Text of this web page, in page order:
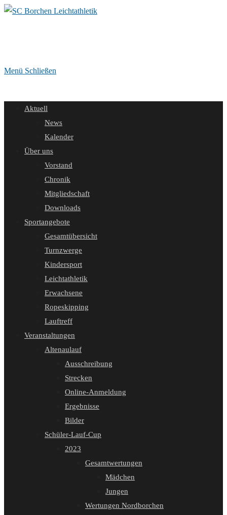
Zum
Menü Schließen
Aktuell
News
Kalender
Über uns
Vorstand
Chronik
Mitgliedschaft
Downloads
Sportangebote
Gesamtübersicht
Turnzwerge
Kindersport
Leichtathletik
Erwachsene
Ropeskipping
Lauftreff
Veranstaltungen
Altenaulauf
Ausschreibung
Strecken
Online-Anmeldung
Ergebnisse
Bilder
Schüler-Lauf-Cup
2023
Gesamtwertungen
Mädchen
Jungen
Wertungen Nordborchen